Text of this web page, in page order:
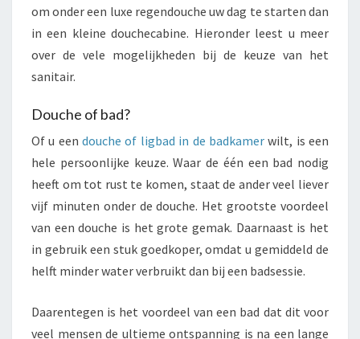
om onder een luxe regendouche uw dag te starten dan
in een kleine douchecabine. Hieronder leest u meer
over de vele mogelijkheden bij de keuze van het
sanitair.
Douche of bad?
Of u eendouche of ligbad in de badkamerwilt, is een
hele persoonlijke keuze. Waar de één een bad nodig
heeft om tot rust te komen, staat de ander veel liever
vijf minuten onder de douche. Het grootste voordeel
van een douche is het grote gemak. Daarnaast is het
in gebruik een stuk goedkoper, omdat u gemiddeld de
helft minder water verbruikt dan bij een badsessie.
Daarentegen is het voordeel van een bad dat dit voor
veel mensen de ultieme ontspanning is na een lange